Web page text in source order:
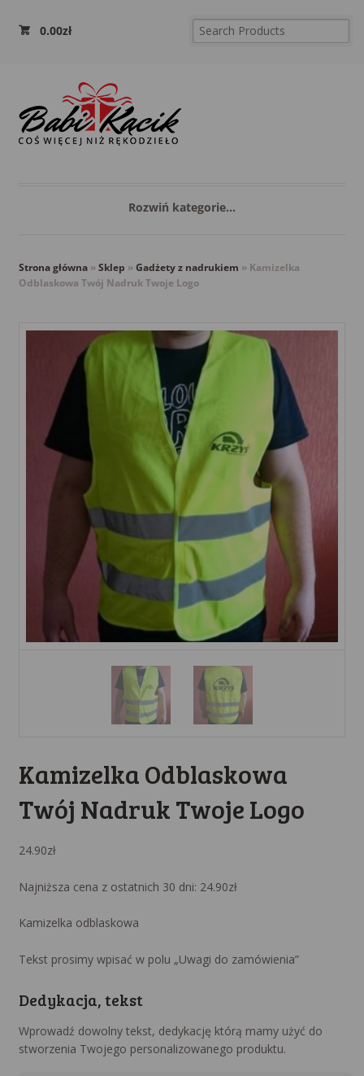
0.00zł
Rozwiń kategorie...
Strona główna»Sklep »Gadżety z nadrukiem » Kamizelka
Odblaskowa Twój Nadruk Twoje Logo
Kamizelka Odblaskowa
Twój Nadruk Twoje Logo
24.90zł
Najniższa cena z ostatnich 30 dni: 24.90zł
Kamizelka odblaskowa
Tekst prosimy wpisać w polu „Uwagi do zamówienia”
Dedykacja, tekst
Wprowadź dowolny tekst, dedykację którą mamy użyć do
stworzenia Twojego personalizowanego produktu.